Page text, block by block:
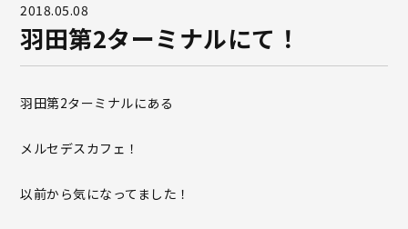
2018.05.08
羽田第2ターミナルにて！
羽田第2ターミナルにある
メルセデスカフェ！
以前から気になってました！